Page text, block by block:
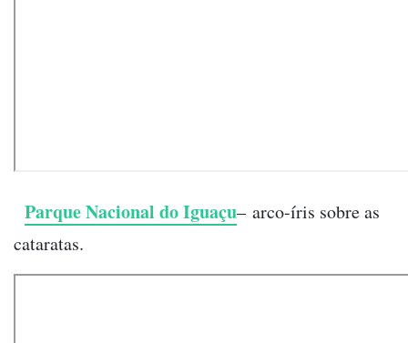
Parque Nacional do Iguaçu– arco-íris sobre as
cataratas.